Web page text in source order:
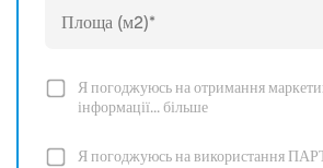
Я погоджуюсь на отримання
інформації...більше
Я погоджуюсь на використання